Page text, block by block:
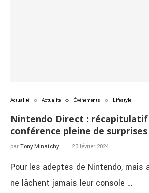
Actualité Actualité Événements Lifestyle
Nintendo Direct :
conférence pleine de surprises
par Tony Minatchy 23 février 2024
Pour les adeptes de Nintendo, mais
ne lâchent jamais leur console …